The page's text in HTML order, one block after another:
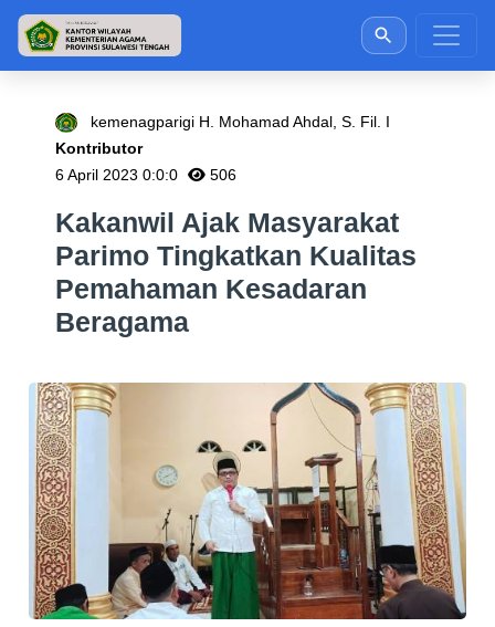
kemenagparigi H. Mohamad Ahdal, S. Fil. I
Kontributor
6 April 2023 0:0:0
506
Kakanwil Ajak Masyarakat
Parimo Tingkatkan Kualitas
Pemahaman Kesadaran
Beragama